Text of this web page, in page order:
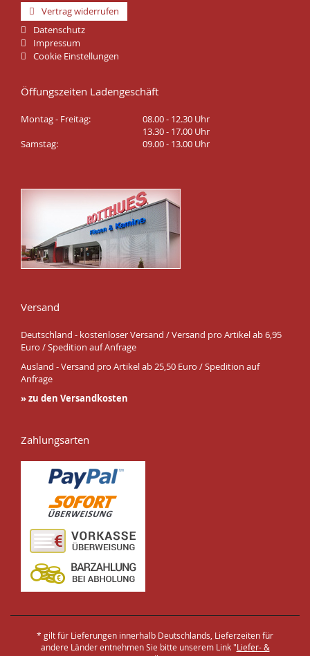
Vertrag widerrufen
Datenschutz
Impressum
Cookie Einstellungen
Öffungszeiten Ladengeschäft
Montag - Freitag:
08.00 - 12.30 Uhr
13.30 - 17.00 Uhr
Samstag:
09.00 - 13.00 Uhr
Versand
Deutschland - kostenloser Versand / Versand pro Artikel ab 6,95
Euro / Spedition auf Anfrage
Ausland - Versand pro Artikel ab 25,50 Euro / Spedition auf
Anfrage
» zu den Versandkosten
Zahlungsarten
* gilt für Lieferungen innerhalb Deutschlands, Lieferzeiten für
andere Länder entnehmen Sie bitte unserem Link "Liefer- &